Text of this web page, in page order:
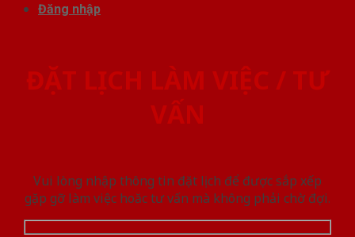
Đăng nhập
ĐẶT LỊCH LÀM VIỆC / TƯ
VẤN
Vui lòng nhập thông tin đặt lịch để được sắp xếp
gặp gỡ làm việc hoăc tư vấn mà không phải chờ đợi.